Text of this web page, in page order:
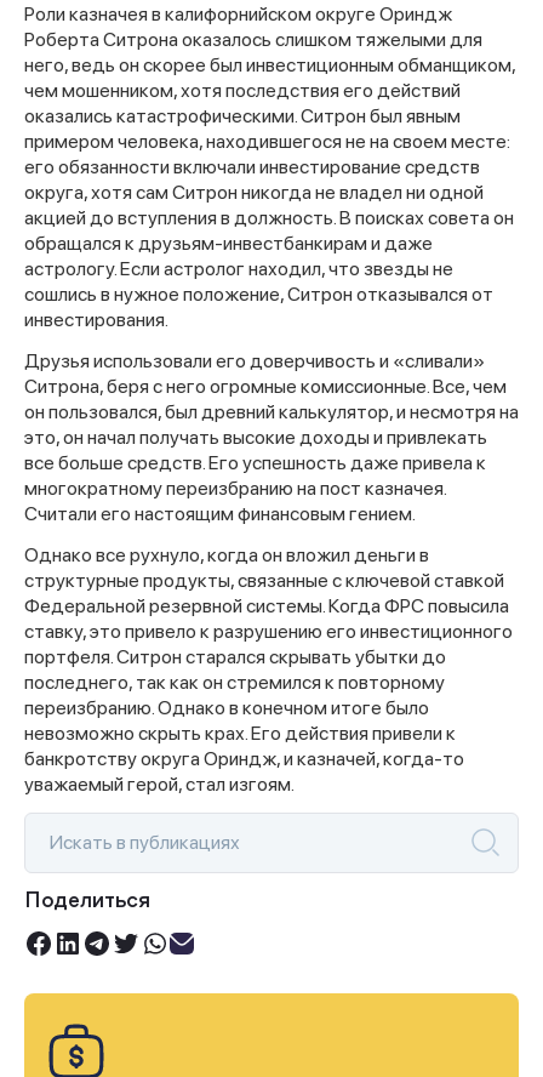
Роли казначея в калифорнийском округе Ориндж
Роберта Ситрона оказалось слишком тяжелыми для
него, ведь он скорее был инвестиционным обманщиком,
чем мошенником, хотя последствия его действий
оказались катастрофическими. Ситрон был явным
примером человека, находившегося не на своем месте:
его обязанности включали инвестирование средств
округа, хотя сам Ситрон никогда не владел ни одной
акцией до вступления в должность. В поисках совета он
обращался к друзьям-инвестбанкирам и даже
астрологу. Если астролог находил, что звезды не
сошлись в нужное положение, Ситрон отказывался от
инвестирования.
Друзья использовали его доверчивость и «сливали»
Ситрона, беря с него огромные комиссионные. Все, чем
он пользовался, был древний калькулятор, и несмотря на
это, он начал получать высокие доходы и привлекать
все больше средств. Его успешность даже привела к
многократному переизбранию на пост казначея.
Считали его настоящим финансовым гением.
Однако все рухнуло, когда он вложил деньги в
структурные продукты, связанные с ключевой ставкой
Федеральной резервной системы. Когда ФРС повысила
ставку, это привело к разрушению его инвестиционного
портфеля. Ситрон старался скрывать убытки до
последнего, так как он стремился к повторному
переизбранию. Однако в конечном итоге было
невозможно скрыть крах. Его действия привели к
банкротству округа Ориндж, и казначей, когда-то
уважаемый герой, стал изгоям.
Поделиться